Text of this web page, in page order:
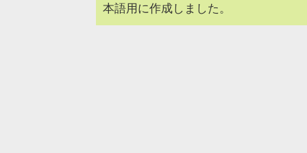
本語用に作成しました。